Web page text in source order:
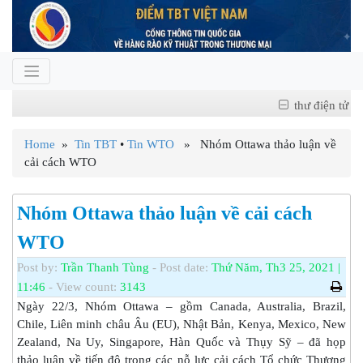
thư điện tử
Home » Tin TBT • Tin WTO » Nhóm Ottawa thảo luận về
cải cách WTO
Nhóm Ottawa thảo luận về cải cách
WTO
Post by: Trần Thanh Tùng - Post date: Thứ Năm, Th3 25, 2021 |
11:46 - View count: 3143
Ngày 22/3, Nhóm Ottawa – gồm Canada, Australia, Brazil,
Chile, Liên minh châu Âu (EU), Nhật Bản, Kenya, Mexico, New
Zealand, Na Uy, Singapore, Hàn Quốc và Thụy Sỹ – đã họp
thảo luận về tiến độ trong các nỗ lực cải cách Tổ chức Thương